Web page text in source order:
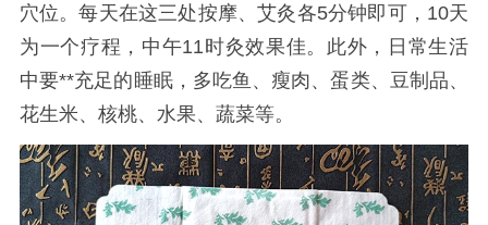
穴位。每天在这三处按摩、艾灸各5分钟即可，10天
为一个疗程，中午11时灸效果佳。此外，日常生活
中要**充足的睡眠，多吃鱼、瘦肉、蛋类、豆制品、
花生米、核桃、水果、蔬菜等。